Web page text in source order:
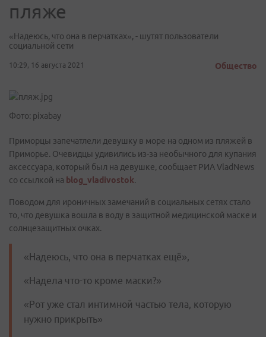
пляже
«Надеюсь, что она в перчатках», - шутят пользователи
социальной сети
10:29, 16 августа 2021 Общество
Фото: pixabay
Приморцы запечатлели девушку в море на одном из пляжей в
Приморье. Очевидцы удивились из-за необычного для купания
аксессуара, который был на девушке, сообщает РИА VladNews
со ссылкой на blog_vladivostok.
Поводом для ироничных замечаний в социальных сетях стало
то, что девушка вошла в воду в защитной медицинской маске и
солнцезащитных очках.
«Надеюсь, что она в перчатках ещё»,
«Надела что-то кроме маски?»
«Рот уже стал интимной частью тела, которую
нужно прикрыть»